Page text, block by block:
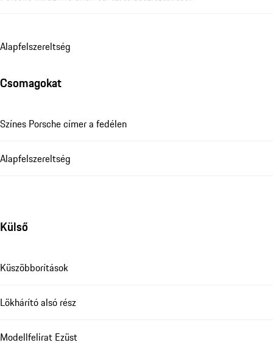
Alapfelszereltség
Csomagokat
Színes Porsche címer a fedélen
Alapfelszereltség
Külső
Küszöbborítások
Lökhárító alsó rész
Modellfelirat Ezüst